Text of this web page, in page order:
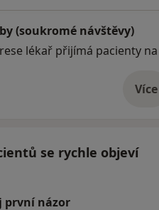
(soukromé návštěvy)
lékař přijímá pacienty
Více
o
se rychle objeví
první názor